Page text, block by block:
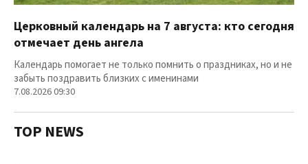
Церковный календарь на 7 августа: кто сегодня
отмечает день ангела
Календарь помогает не только помнить о праздниках, но и не
забыть поздравить близких с именинами
7.08.2026 09:30
TOP NEWS